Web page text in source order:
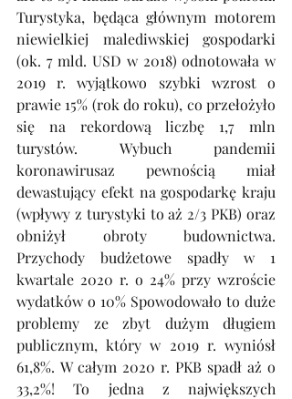
Turystyka, będąca głównym motorem
niewielkiej malediwskiej gospodarki
(ok. 7 mld. USD w 2018) odnotowała w
2019 r. wyjątkowo szybki wzrost o
prawie 15% (rok do roku), co przełożyło
się na rekordową liczbę 1,7 mln
turystów. Wybuch pandemii
koronawirusaz pewnością miał
dewastujący efekt na gospodarkę kraju
(wpływy z turystyki to aż 2/3 PKB) oraz
obniżył obroty budownictwa.
Przychody budżetowe spadły w 1
kwartale 2020 r. o 24% przy wzroście
wydatków o 10% Spowodowało to duże
problemy ze zbyt dużym długiem
publicznym, który w 2019 r. wyniósł
61,8%. W całym 2020 r. PKB spadł aż o
33,2%! To jedna z największych